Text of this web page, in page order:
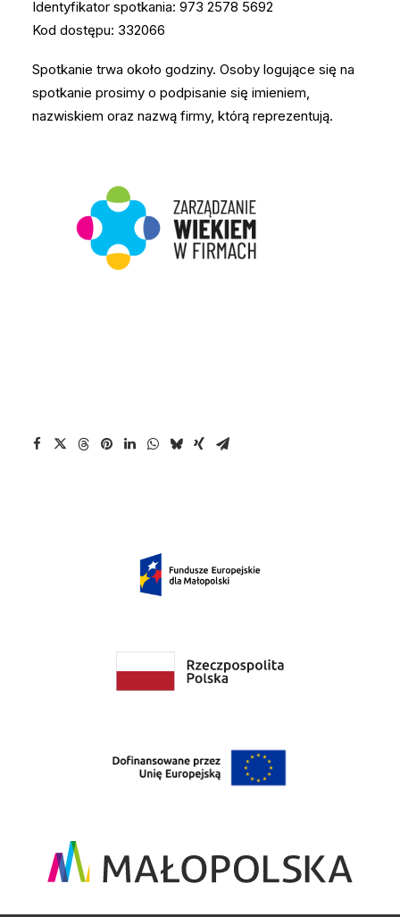
Identyfikator spotkania: 973 2578 5692
Kod dostępu: 332066
Spotkanie trwa około godziny. Osoby logujące się na
spotkanie prosimy o podpisanie się imieniem,
nazwiskiem oraz nazwą firmy, którą reprezentują.